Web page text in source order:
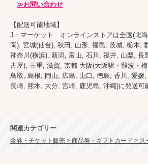
≫お問い合わせ
【配送可能地域】
J・マーケット　オンラインストアは全国(北
岡), 宮城(仙台), 秋田, 山形, 福島, 茨城, 栃木,
神奈川(横浜), 新潟, 富山, 石川, 福井, 山梨, 長
古屋), 三重, 滋賀, 京都 大阪(大阪駅・難波・
鳥取, 島根, 岡山, 広島, 山口, 徳島, 香川, 愛媛
長崎, 熊本, 大分, 宮崎, 鹿児島, 沖縄)に発送可
関連カテゴリー
金券・チケット販売 > 商品券・ギフトカード > ス